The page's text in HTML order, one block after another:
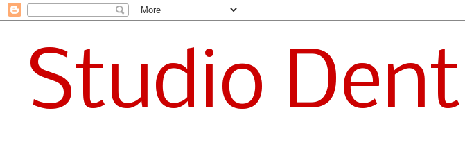
Studio